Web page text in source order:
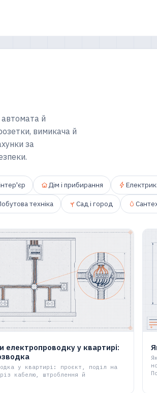
автомата й
вимикача й
за
Дім і прибирання
техніка Сад і город
електропроводку у квартирі:
у квартирі: проєкт, поділ на
кабелю, штроблення й